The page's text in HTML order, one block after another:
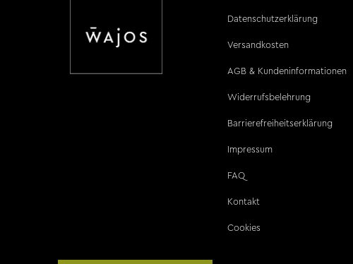
Datenschutzerklärung
Versandkosten
AGB & Kundeninformationen
Widerrufsbelehrung
Barrierefreiheitserklärung
Impressum
FAQ
Kontakt
Cookies